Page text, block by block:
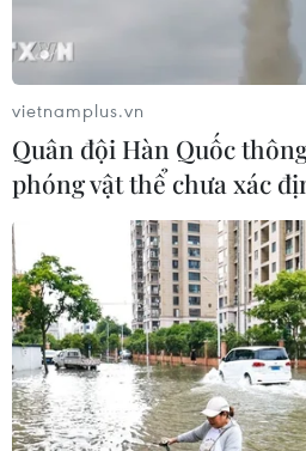
quân sự của Mỹ, Nhật Bản và
Hàn Quốc lần đầu thử nghiệm
thủy lôi ứng dụng AI
03/08/2026 07:22
Tàu chiến Hàn Quốc giành
hiệu 'Top Gun trên biển' tại
sau 16 năm
vietnamplus.vn
Quân đội Hàn Quốc
phóng vật thể chưa xác